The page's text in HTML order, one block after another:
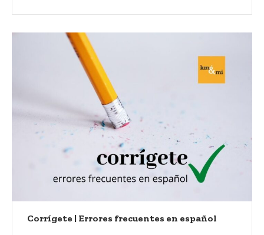
Corrígete | Errores frecuentes en español